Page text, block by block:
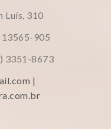
Luís, 310
13565-905
3351-8673
|